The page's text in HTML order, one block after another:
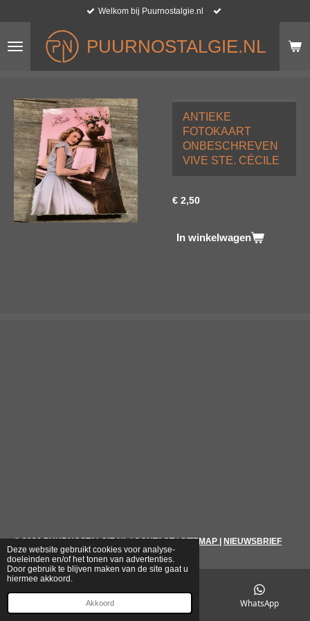
Deze website gebruikt cookies voor analyse-
doeleinden en/of het tonen van advertenties.
Door gebruik te blijven maken van de site gaat u
hiermee akkoord.
Akkoord
naar
hoofdinhoud
PUURNOSTALGIE.NL
Welkom bij Puurnostalgie.nl
ANTIEKE
FOTOKAART
ONBESCHREVEN
VIVE STE. CÉCILE
€ 2,50
In winkelwagen
© 2026 PUURNOSTALGIE.NL|CONTACT|SITEMAP NIEUWSBRIEF
WhatsApp